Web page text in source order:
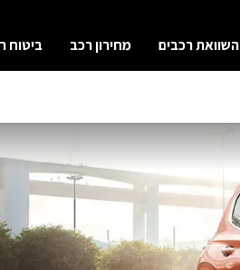
השוואת רכבים מחירון רכב ביטוח